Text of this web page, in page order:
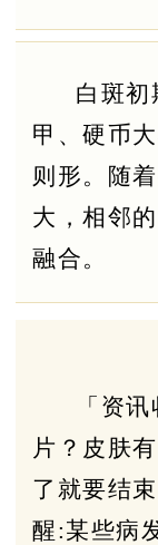
白斑初
甲、硬币
则形。随
大，相邻
融合。
「资讯
片？皮肤
了就要结
醒:某些病